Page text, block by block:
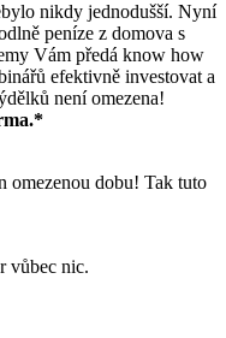
nikdy jednodušší. Nyní
peníze z domova s
Vám předá know how
efektivně investovat a
není omezena!
omezenou dobu! Tak tuto
vůbec nic.